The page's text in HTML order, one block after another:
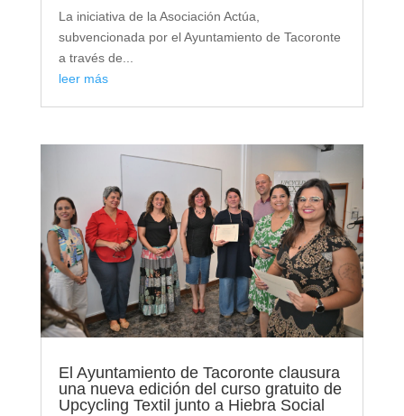
La iniciativa de la Asociación Actúa,
subvencionada por el Ayuntamiento de Tacoronte
a través de...
leer más
El Ayuntamiento de Tacoronte clausura
una nueva edición del curso gratuito de
Upcycling Textil junto a Hiebra Social